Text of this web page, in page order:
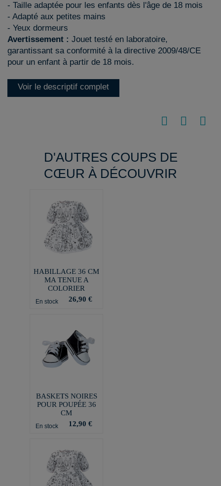
- Taille adaptée pour les enfants dès l'âge de 18 mois
- Adapté aux petites mains
- Yeux dormeurs
Avertissement : Jouet testé en laboratoire,
garantissant sa conformité à la directive 2009/48/CE
pour un enfant à partir de 18 mois.
Voir le descriptif complet
D'AUTRES COUPS DE
CŒUR À DÉCOUVRIR
HABILLAGE 36 CM
MA TENUE A
COLORIER
En stock 26,90 €
BASKETS NOIRES
POUR POUPÉE 36
CM
En stock 12,90 €